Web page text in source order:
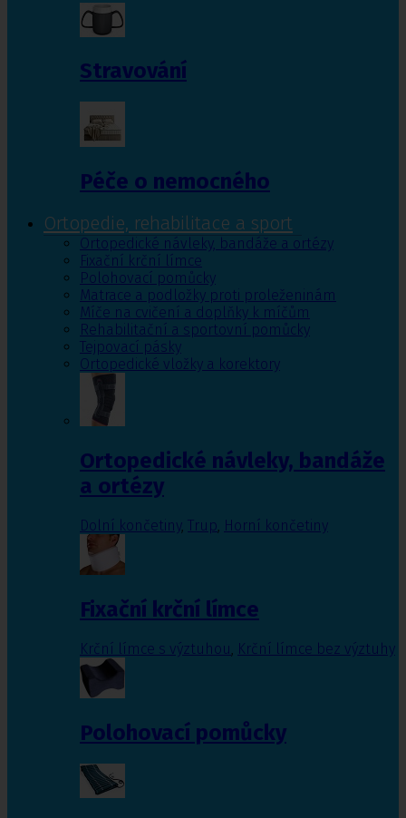
Stravování
Péče o nemocného
Ortopedie, rehabilitace a sport
Ortopedické návleky, bandáže a ortézy
Fixační krční límce
Polohovací pomůcky
Matrace a podložky proti proleženinám
Míče na cvičení a doplňky k míčům
Rehabilitační a sportovní pomůcky
Tejpovací pásky
Ortopedické vložky a korektory
Ortopedické návleky, bandáže
a ortézy
Dolní končetiny, Trup, Horní končetiny
Fixační krční límce
Krční límce s výztuhou Krční límce bez výztuhy
Polohovací pomůcky